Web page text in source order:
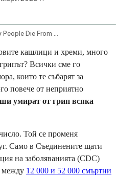
How Many People Die From The Flu Each Year
кашлици и хреми, много
Всички сме го
които те събарят за
повече от неприятно
умират от грип всяка
Той се променя
Само в Съединените щати
на заболяванията (CDC)
между 12 000 и 52 000 смъртни